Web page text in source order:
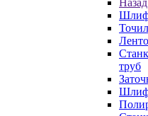
Назад
труб